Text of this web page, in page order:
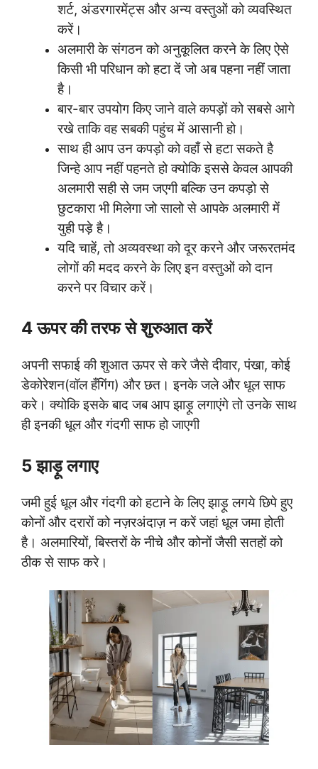
शर्ट, अंडरगारमेंट्स और अन्य वस्तुओं को व्यवस्थित
करें।
अलमारी के संगठन को अनुकूलित करने के लिए ऐसे
किसी भी परिधान को हटा दें जो अब पहना नहीं जाता
है।
बार-बार उपयोग किए जाने वाले कपड़ों को सबसे आगे
रखे ताकि वह सबकी पहुंच में आसानी हो।
साथ ही आप उन कपड़ो को वहाँ से हटा सकते है
जिन्हे आप नहीं पहनते हो क्योकि इससे केवल आपकी
अलमारी सही से जम जएगी बल्कि उन कपड़ो से
छुटकारा भी मिलेगा जो सालो से आपके अलमारी में
युही पड़े है।
यदि चाहें, तो अव्यवस्था को दूर करने और जरूरतमंद
लोगों की मदद करने के लिए इन वस्तुओं को दान
करने पर विचार करें।
4 ऊपर की तरफ से शुरुआत करें
अपनी सफाई की शुआत ऊपर से करे जैसे दीवार, पंखा, कोई
डेकोरेशन(वॉल हँगिंग) और छत। इनके जले और धूल साफ
करे। क्योकि इसके बाद जब आप झाड़ू लगाएंगे तो उनके साथ
ही इनकी धूल और गंदगी साफ हो जाएगी
5 झाड़ू लगाए
जमी हुई धूल और गंदगी को हटाने के लिए झाड़ू लगये छिपे हुए
कोनों और दरारों को नज़रअंदाज़ न करें जहां धूल जमा होती
है। अलमारियों, बिस्तरों के नीचे और कोनों जैसी सतहों को
ठीक से साफ करे।